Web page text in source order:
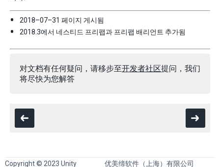
2018–07–31 페이지 게시됨
2018.3에서 네스티드 프리팹과 프리팹 배리언트 추가됨
对文档有任何疑问，请移步至开发者社区提问，我们
将尽快为您解答
Copyright © 2023 Unity 优美缔软件（上海）有限公司